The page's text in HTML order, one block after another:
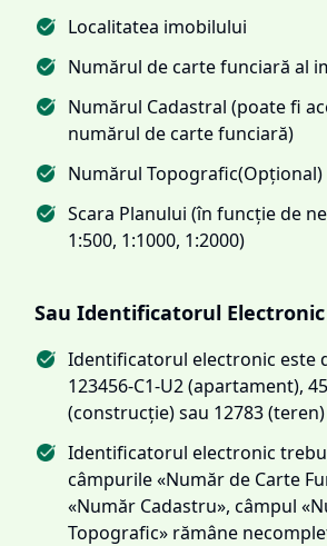
Localitatea imobilului
Numărul de carte funciară al
Numărul Cadastral (poate fi
numărul de carte funciară)
Numărul Topografic(Opțional)
Scara Planului (în funcție de
1:500, 1:1000, 1:2000)
Sau Identificatorul Electronic
Identificatorul electronic este
123456-C1-U2 (apartament),
(construcție) sau 12783 (teren)
Identificatorul electronic
câmpurile «Număr de Carte
«Număr Cadastru», câmpul
Topografic» rămâne